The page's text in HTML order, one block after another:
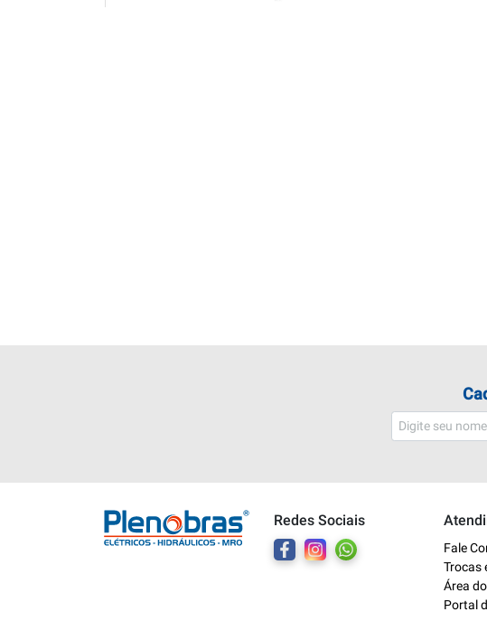
Redes Sociais
Fale
Trocas
Área
Portal
Bem vindo a Plenobras! Aqui você
encontra toda a linha de materiais